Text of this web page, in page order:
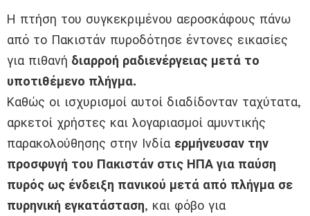
Η πτήση του συγκεκριμένου αεροσκάφους πάνω
από το Πακιστάν πυροδότησε έντονες εικασίες
για πιθανή διαρροή ραδιενέργειας μετά το
υποτιθέμενο πλήγμα.
Καθώς οι ισχυρισμοί αυτοί διαδίδονταν ταχύτατα,
αρκετοί χρήστες και λογαριασμοί αμυντικής
παρακολούθησης στην Ινδία ερμήνευσαν την
προσφυγή του Πακιστάν στις ΗΠΑ για παύση
πυρός ως ένδειξη πανικού μετά από πλήγμα σε
πυρηνική εγκατάσταση, και φόβο για